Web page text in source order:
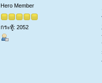
Hero Member
กระทู้: 2052